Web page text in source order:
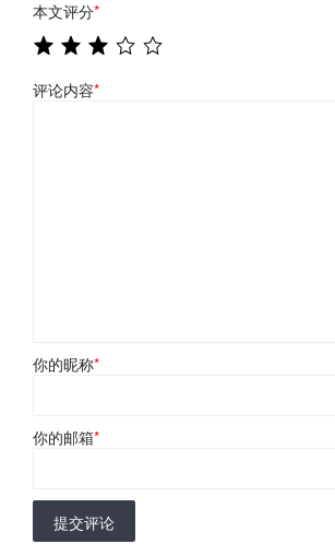
本文评分*
评论内容*
你的昵称*
你的邮箱*
提交评论